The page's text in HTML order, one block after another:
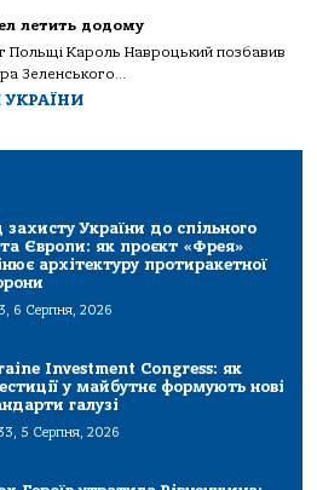
летить додому
Польщі Кароль Навроцький позбавив
Зеленського...
захисту України до спільного
Європи: як проєкт «Фрея»
архітектуру протиракетної
6 Серпня, 2026
Investment Congress: як
у майбутнє формують нові
галузі
5 Серпня, 2026